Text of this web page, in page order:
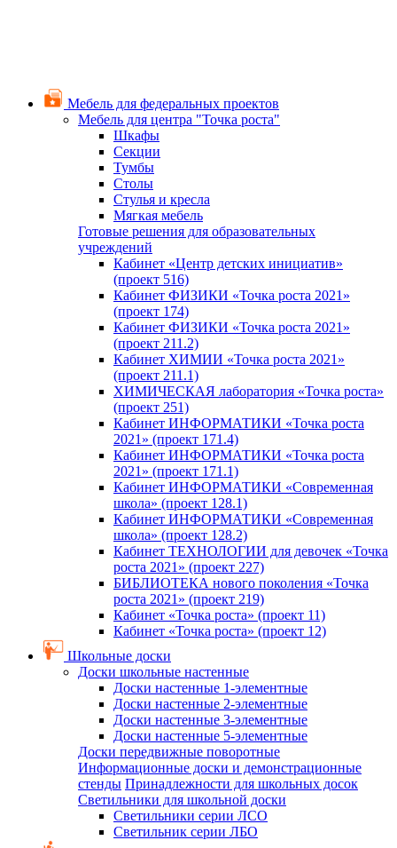
Мебель для федеральных проектов
Мебель для центра "Точка роста"
Шкафы
Секции
Тумбы
Столы
Стулья и кресла
Мягкая мебель
Готовые решения для образовательных
учреждений
Кабинет «Центр детских инициатив»
(проект 516)
Кабинет ФИЗИКИ «Точка роста 2021»
(проект 174)
Кабинет ФИЗИКИ «Точка роста 2021»
(проект 211.2)
Кабинет ХИМИИ «Точка роста 2021»
(проект 211.1)
ХИМИЧЕСКАЯ лаборатория «Точка роста»
(проект 251)
Кабинет ИНФОРМАТИКИ «Точка роста
2021» (проект 171.4)
Кабинет ИНФОРМАТИКИ «Точка роста
2021» (проект 171.1)
Кабинет ИНФОРМАТИКИ «Современная
школа» (проект 128.1)
Кабинет ИНФОРМАТИКИ «Современная
школа» (проект 128.2)
Кабинет ТЕХНОЛОГИИ для девочек «Точка
роста 2021» (проект 227)
БИБЛИОТЕКА нового поколения «Точка
роста 2021» (проект 219)
Кабинет «Точка роста» (проект 11)
Кабинет «Точка роста» (проект 12)
Школьные доски
Доски школьные настенные
Доски настенные 1-элементные
Доски настенные 2-элементные
Доски настенные 3-элементные
Доски настенные 5-элементные
Доски передвижные поворотные
Информационные доски и демонстрационные
стенды Принадлежности для школьных досок
Светильники для школьной доски
Светильники серии ЛСО
Светильник серии ЛБО